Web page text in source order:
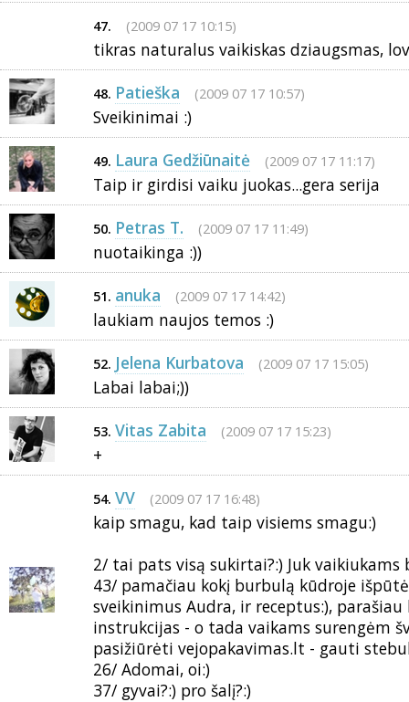
47. (2009 07 17 10:15)
tikras naturalus vaikiskas dziaugsmas,
48. Patieška (2009 07 17 10:57)
Sveikinimai :)
49. Laura Gedžiūnaitė (2009 07 17 11:17)
Taip ir girdisi vaiku juokas...gera serija
50. Petras T. (2009 07 17 11:49)
nuotaikinga :))
51. anuka (2009 07 17 14:42)
laukiam naujos temos :)
52. Jelena Kurbatova (2009 07 17 15:05)
Labai labai;))
53. Vitas Zabita (2009 07 17 15:23)
+
54. VV (2009 07 17 16:48)
kaip smagu, kad taip visiems smagu:)
2/ tai pats visą sukirtai?:) Juk vaikiukams
43/ pamačiau kokį burbulą kūdroje
sveikinimus Audra, ir receptus:), parašiau
instrukcijas - o tada vaikams surengėm
pasižiūrėti vejopakavimas.lt - gauti
26/ Adomai, oi:)
37/ gyvai?:) pro šalį?:)